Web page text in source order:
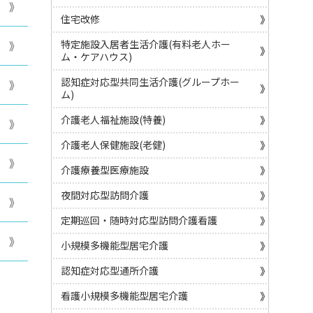
住宅改修
特定施設入居者生活介護(有料老人ホー
ム・ケアハウス)
認知症対応型共同生活介護(グループホー
ム)
介護老人福祉施設(特養)
介護老人保健施設(老健)
介護療養型医療施設
夜間対応型訪問介護
定期巡回・随時対応型訪問介護看護
小規模多機能型居宅介護
認知症対応型通所介護
看護小規模多機能型居宅介護